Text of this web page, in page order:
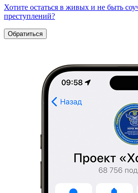
Хотите остаться в живых и не быть
преступлений?
Обратиться